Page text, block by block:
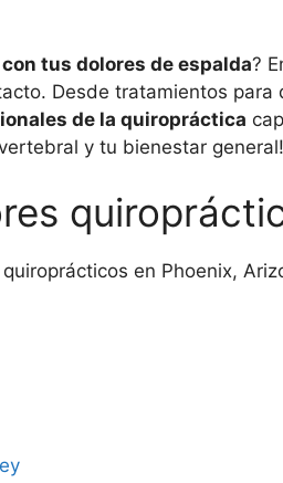
tus dolores de espalda?
Desde tratamientos
de la quiropráctica
y tu bienestar general!
en Phoenix,